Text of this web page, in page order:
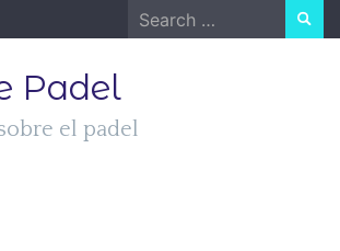
Search
for:
Padel
el padel